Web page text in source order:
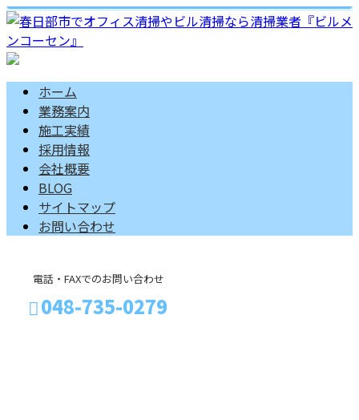
ホーム
業務案内
施工実績
採用情報
会社概要
BLOG
サイトマップ
お問い合わせ
電話・FAXでのお問い合わせ
048-735-0279